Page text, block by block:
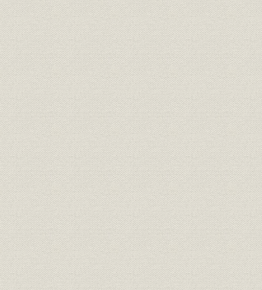
製品
車両前照灯用ゴールデン・グロ
ー・ガラス反射鏡
[昭和2年
製品
国鉄電車用掛替式前照灯、国鉄
機関車用固定式前照灯
昭和2年
製品
国産第1号の500W用投光器、国
産第1号の1500W用投光器
[昭和2年
製品
小糸製の投光器を装備した小山
駅操車場、小糸源六郎商店の月
島工場から出荷される1500W用
投光器
昭和3年
事業所 小糸源六郎商店亀戸工場の開設 昭和6年
商標;設備
商号を改称した当時の事務所玄
関前表示板
昭和5年
製品
改造された1000W用投光器(月
島工場)
昭和8年
製品
東京銀座・松屋百貨店の投光照
明
昭和8年
製品
檣灯・甲種第3種(油灯用)、檣
灯・甲種第1種(油灯用)
[昭和6年